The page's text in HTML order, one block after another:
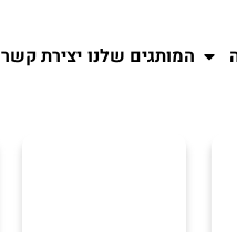
המותגים שלנו יצירת קשר